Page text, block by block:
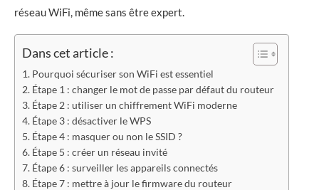
réseau WiFi, même sans être expert.
Dans cet article :
Pourquoi sécuriser son WiFi est essentiel
Étape 1 : changer le mot de passe par défaut du routeur
Étape 2 : utiliser un chiffrement WiFi moderne
Étape 3 : désactiver le WPS
Étape 4 : masquer ou non le SSID ?
Étape 5 : créer un réseau invité
Étape 6 : surveiller les appareils connectés
Étape 7 : mettre à jour le firmware du routeur